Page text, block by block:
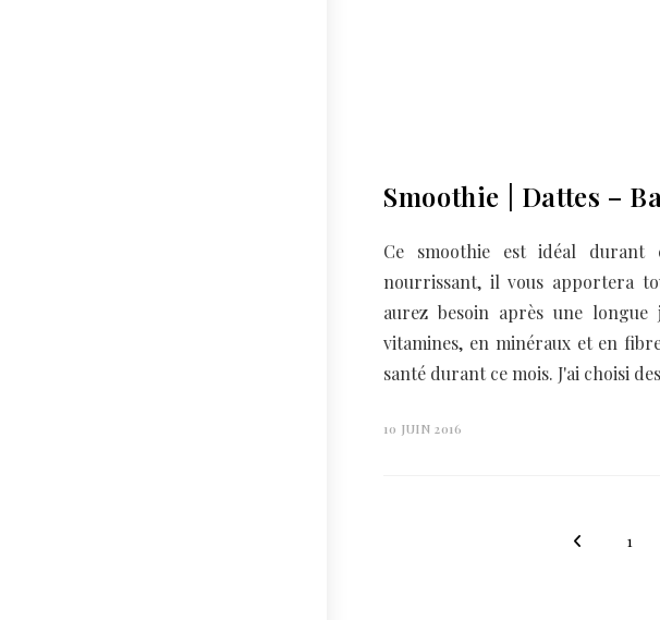
Smoothie | Dattes –
Ce smoothie est idéal durant
nourrissant, il vous apportera
aurez besoin après une longue
vitamines, en minéraux et en
santé durant ce mois. J'ai choisi
10 JUIN 2016
1